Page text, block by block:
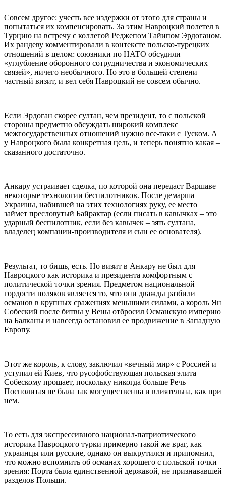
Совсем другое: учесть все издержки от этого для страны и
попытаться их компенсировать. За этим Навроцкий полетел в
Турцию на встречу с коллегой Реджепом Тайипом Эрдоганом.
Их рандеву комментировали в контексте польско-турецких
отношений в целом: союзники по НАТО обсудили
«углубление оборонного сотрудничества и экономических
связей», ничего необычного. Но это в большей степени
частный визит, и вел себя Навроцкий не совсем обычно.
Если Эрдоган скорее султан, чем президент, то с польской
стороны предметно обсуждать широкий комплекс
межгосударственных отношений нужно все-таки с Туском. А
у Навроцкого была конкретная цель, и теперь понятно какая –
сказанного достаточно.
Анкару устраивает сделка, по которой она передаст Варшаве
некоторые технологии беспилотников. После демарша
Украины, набившей на этих технологиях руку, ее место
займет пресловутый Байрактар (если писать в кавычках – это
ударный беспилотник, если без кавычек – зять султана,
владелец компании-производителя и сын ее основателя).
Результат, то бишь, есть. Но визит в Анкару не был для
Навроцкого как историка и президента комфортным с
политической точки зрения. Предметом национальной
гордости поляков является то, что они дважды разбили
османов в крупных сражениях меньшими силами, а король Ян
Собеский после битвы у Вены отбросил Османскую империю
на Балканы и навсегда остановил ее продвижение в Западную
Европу.
Этот же король, к слову, заключил «вечный мир» с Россией и
уступил ей Киев, что русофобствующая польская элита
Собескому прощает, поскольку никогда больше Речь
Посполитая не была так могущественна и влиятельна, как при
нем.
То есть для экспрессивного национал-патриотического
историка Навроцкого турки примерно такой же враг, как
украинцы или русские, однако он выкрутился и припомнил,
что можно вспомнить об османах хорошего с польской точки
зрения: Порта была единственной державой, не признававшей
разделов Польши.